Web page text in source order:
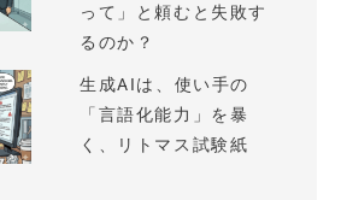
って」と頼むと失敗す
るのか？
生成AIは、使い手の
「言語化能力」を暴
く、リトマス試験紙